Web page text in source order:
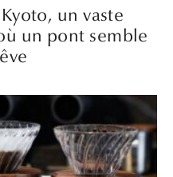
un vaste
un pont semble